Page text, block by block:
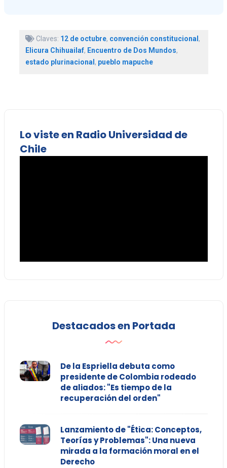
Claves: 12 de octubre, convención constitucional,
Elicura Chihuailaf, Encuentro de Dos Mundos,
estado plurinacional, pueblo mapuche
Lo viste en Radio Universidad de
Chile
Destacados en Portada
De la Espriella debuta como
presidente de Colombia rodeado
de aliados: "Es tiempo de la
recuperación del orden"
Lanzamiento de "Ética: Conceptos,
Teorías y Problemas": Una nueva
mirada a la formación moral en el
Derecho